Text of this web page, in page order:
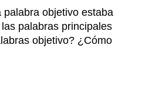
objetivo estaba
palabras principales
objetivo? ¿Cómo